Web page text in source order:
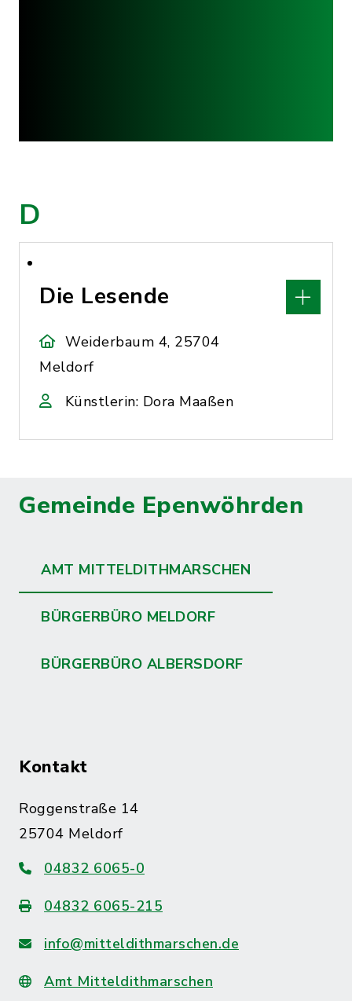
D
Die Lesende
Weiderbaum 4, 25704
Meldorf
Künstlerin: Dora Maaßen
Gemeinde Epenwöhrden
AMT MITTELDITHMARSCHEN
BÜRGERBÜRO MELDORF
BÜRGERBÜRO ALBERSDORF
Kontakt
Roggenstraße 14
25704 Meldorf
04832 6065-0
04832 6065-215
info@mitteldithmarschen.de
Amt Mitteldithmarschen